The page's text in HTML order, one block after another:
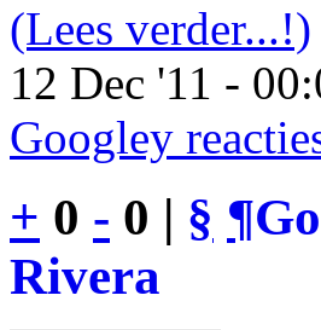
(Lees verder...!)
12 Dec '11 -
Googley
+ 0 - 0 | § ¶
Rivera